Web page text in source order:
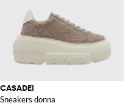
con zeppa
CASADEI
Sneakers donna